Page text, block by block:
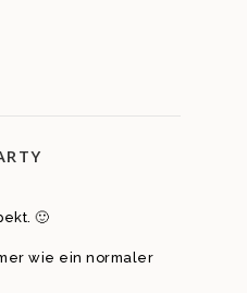
🙂
wie ein normaler